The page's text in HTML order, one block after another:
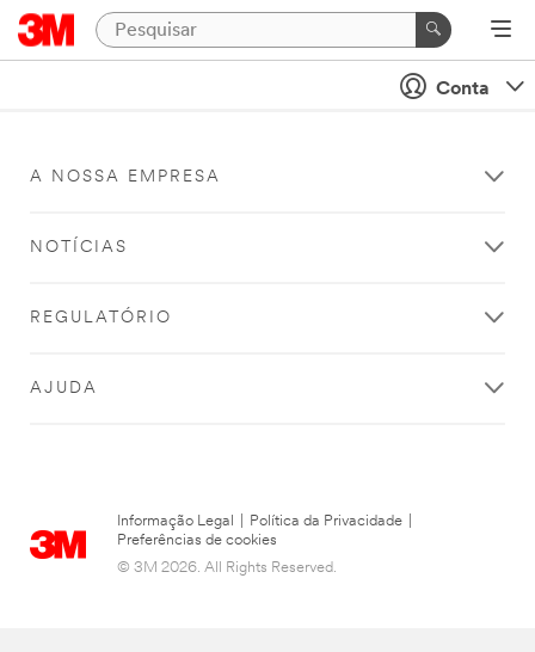
Conta
A NOSSA EMPRESA
NOTÍCIAS
REGULATÓRIO
AJUDA
Informação Legal Política da Privacidade
Preferências de cookies
© 3M 2026. All Rights Reserved.